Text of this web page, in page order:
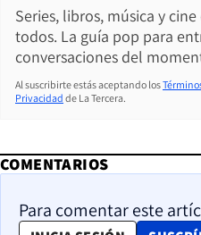
Series, libros, música y
todos. La guía pop para
conversaciones del
Al suscribirte estás aceptando los
Privacidad de La Tercera.
COMENTARIOS
Para comentar este